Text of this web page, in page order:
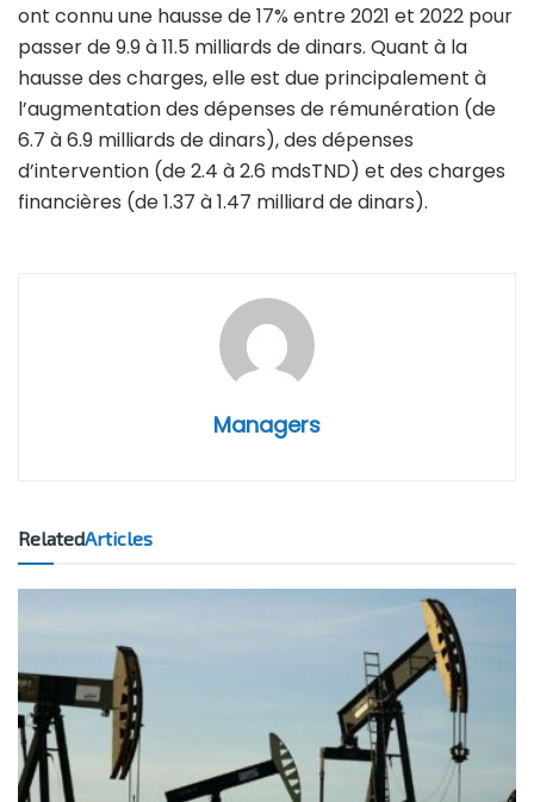
ont connu une hausse de 17% entre 2021 et 2022 pour
passer de 9.9 à 11.5 milliards de dinars. Quant à la
hausse des charges, elle est due principalement à
l’augmentation des dépenses de rémunération (de
6.7 à 6.9 milliards de dinars), des dépenses
d’intervention (de 2.4 à 2.6 mdsTND) et des charges
financières (de 1.37 à 1.47 milliard de dinars).
Managers
RelatedArticles